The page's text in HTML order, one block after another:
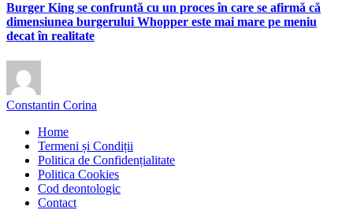
Burger King se confruntă cu un proces în care se afirmă că
dimensiunea burgerului Whopper este mai mare pe meniu
decat în realitate
Constantin Corina
Home
Termeni și Condiții
Politica de Confidențialitate
Politica Cookies
Cod deontologic
Contact